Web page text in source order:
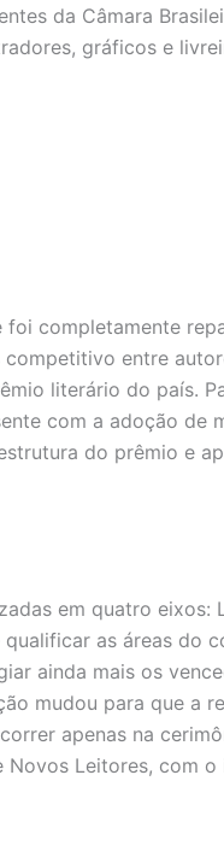
da Câmara
gráficos e
foi completamente
entre
literário do país.
com a adoção de
do prêmio e
em quatro eixos:
as áreas do
ainda mais os
mudou para que a
apenas na
Leitores, com